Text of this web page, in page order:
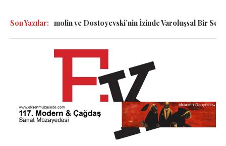
Son Yazılar:Smolin ve Dostoyevski’nin İzinde Varoluşsal Bir Sentez